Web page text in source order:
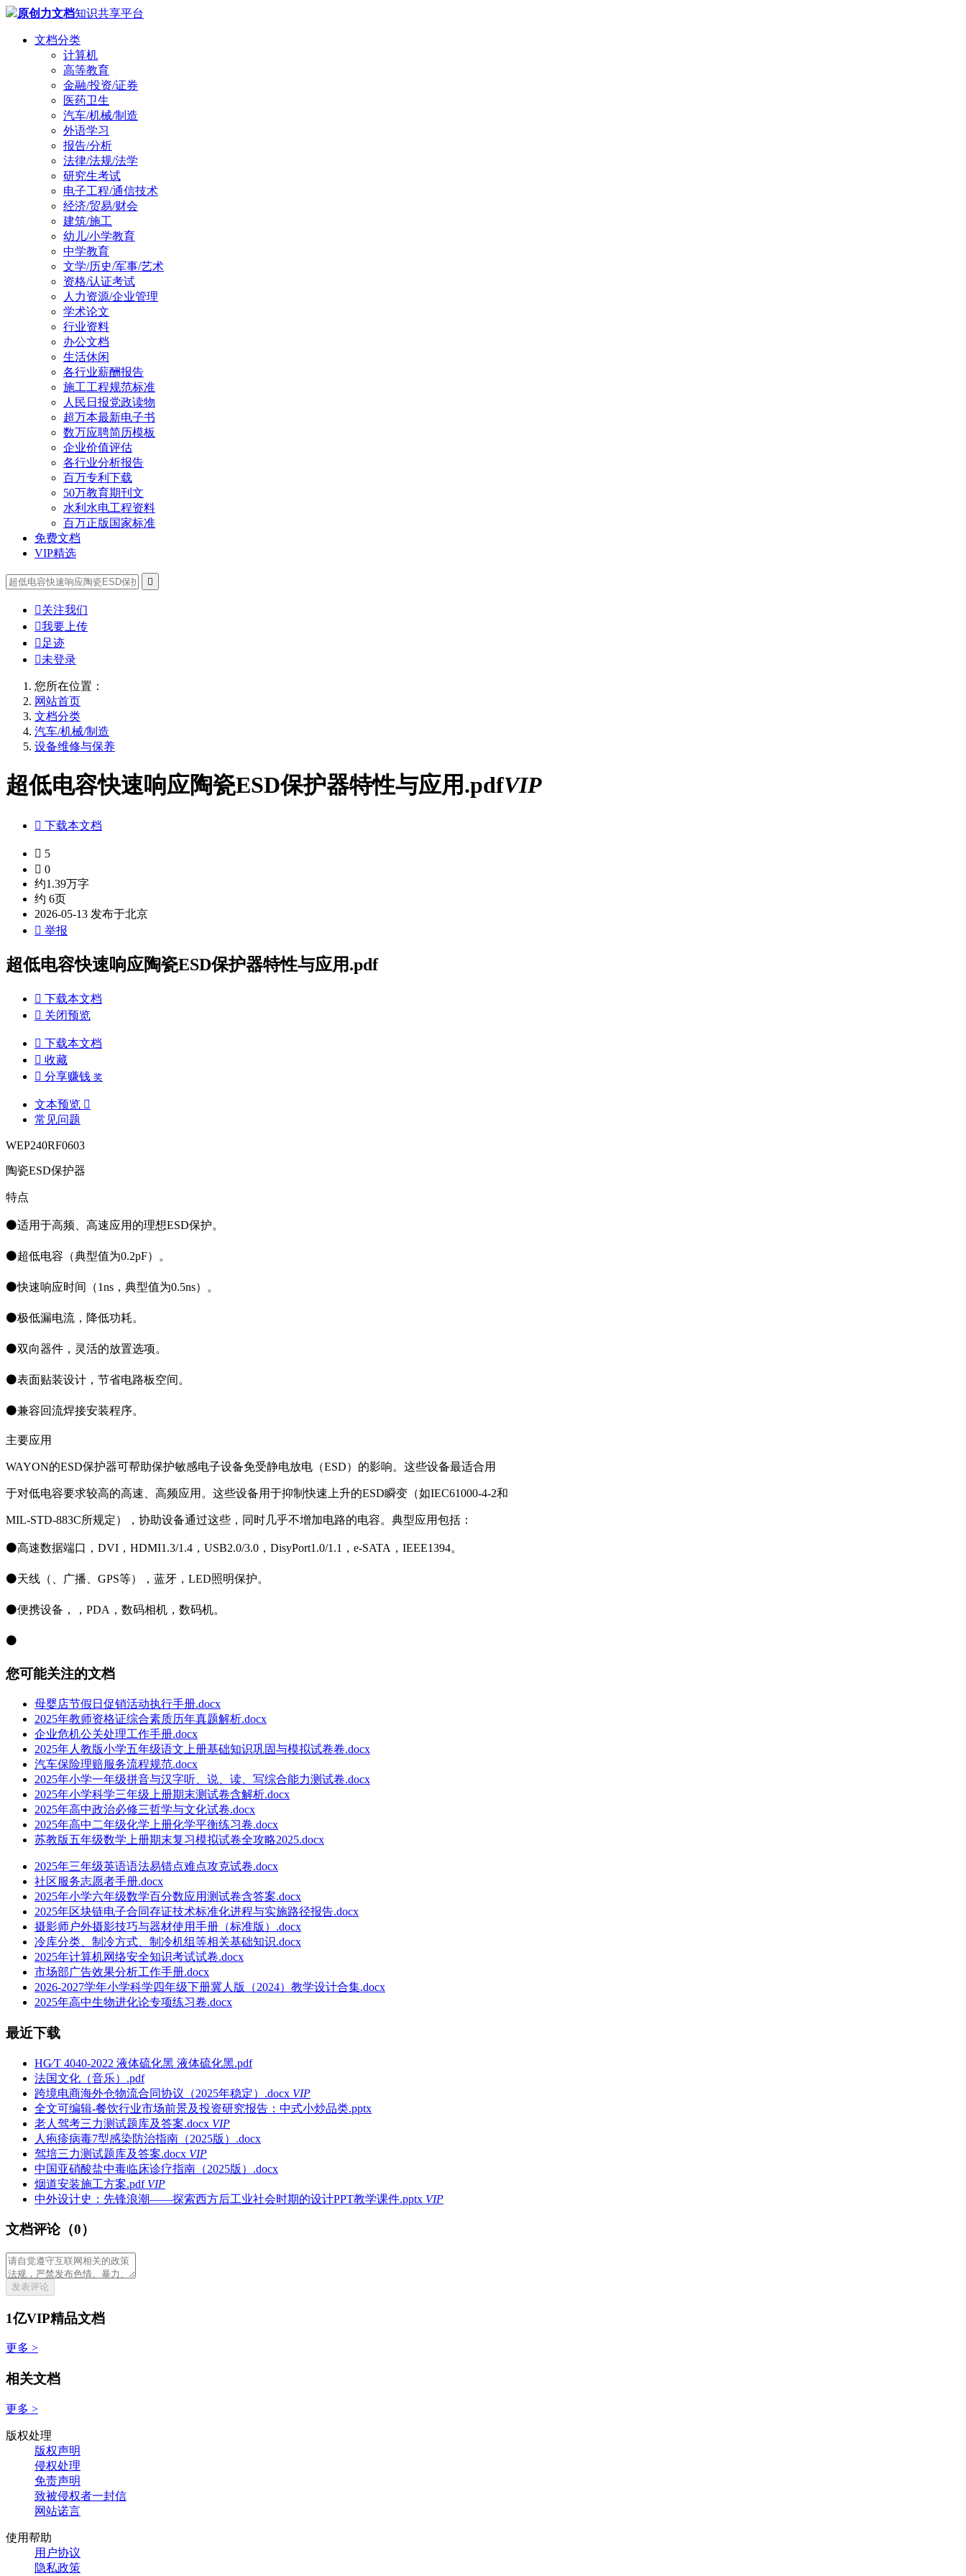
原创力文档知识共享平台
文档分类
计算机
高等教育
金融/投资/证券
医药卫生
汽车/机械/制造
外语学习
报告/分析
法律/法规/法学
研究生考试
电子工程/通信技术
经济/贸易/财会
建筑/施工
幼儿/小学教育
中学教育
文学/历史/军事/艺术
资格/认证考试
人力资源/企业管理
学术论文
行业资料
办公文档
生活休闲
各行业薪酬报告
施工工程规范标准
人民日报党政读物
超万本最新电子书
数万应聘简历模板
企业价值评估
各行业分析报告
百万专利下载
50万教育期刊文
水利水电工程资料
百万正版国家标准
免费文档
VIP精选

关注我们
我要上传
 足迹
未登录
您所在位置：
网站首页
文档分类
汽车/机械/制造
设备维修与保养
超低电容快速响应陶瓷ESD保护器特性与应用.pdfVIP
 下载本文档
 5
 0
约1.39万字
约 6页
2026-05-13 发布于北京
 举报
超低电容快速响应陶瓷ESD保护器特性与应用.pdf
 下载本文档
 关闭预览
 下载本文档
 收藏
 分享赚钱 奖
文本预览 
常见问题
WEP240RF0603
陶瓷ESD保护器
特点
⚫适用于高频、高速应用的理想ESD保护。
⚫超低电容（典型值为0.2pF）。
⚫快速响应时间（1ns，典型值为0.5ns）。
⚫极低漏电流，降低功耗。
⚫双向器件，灵活的放置选项。
⚫表面贴装设计，节省电路板空间。
⚫兼容回流焊接安装程序。
主要应用
WAYON的ESD保护器可帮助保护敏感电子设备免受静电放电（ESD）的影响。这些设备最适合用
于对低电容要求较高的高速、高频应用。这些设备用于抑制快速上升的ESD瞬变（如IEC61000‑4‑2和
MIL‑STD‑883C所规定），协助设备通过这些，同时几乎不增加电路的电容。典型应用包括：
⚫高速数据端口，DVI，HDMI1.3/1.4，USB2.0/3.0，DisyPort1.0/1.1，e‑SATA，IEEE1394。
⚫天线（、广播、GPS等），蓝牙，LED照明保护。
⚫便携设备，，PDA，数码相机，数码机。
⚫
您可能关注的文档
母婴店节假日促销活动执行手册.docx
2025年教师资格证综合素质历年真题解析.docx
企业危机公关处理工作手册.docx
2025年人教版小学五年级语文上册基础知识巩固与模拟试卷卷.docx
汽车保险理赔服务流程规范.docx
2025年小学一年级拼音与汉字听、说、读、写综合能力测试卷.docx
2025年小学科学三年级上册期末测试卷含解析.docx
2025年高中政治必修三哲学与文化试卷.docx
2025年高中二年级化学上册化学平衡练习卷.docx
苏教版五年级数学上册期末复习模拟试卷全攻略2025.docx
2025年三年级英语语法易错点难点攻克试卷.docx
社区服务志愿者手册.docx
2025年小学六年级数学百分数应用测试卷含答案.docx
2025年区块链电子合同存证技术标准化进程与实施路径报告.docx
摄影师户外摄影技巧与器材使用手册（标准版）.docx
冷库分类、制冷方式、制冷机组等相关基础知识.docx
2025年计算机网络安全知识考试试卷.docx
市场部广告效果分析工作手册.docx
2026-2027学年小学科学四年级下册冀人版（2024）教学设计合集.docx
2025年高中生物进化论专项练习卷.docx
最近下载
HG∕T 4040-2022 液体硫化黑 液体硫化黑.pdf
法国文化（音乐）.pdf
跨境电商海外仓物流合同协议（2025年稳定）.docx VIP
全文可编辑-餐饮行业市场前景及投资研究报告：中式小炒品类.pptx
老人驾考三力测试题库及答案.docx VIP
人疱疹病毒7型感染防治指南（2025版）.docx
驾培三力测试题库及答案.docx VIP
中国亚硝酸盐中毒临床诊疗指南（2025版）.docx
烟道安装施工方案.pdf VIP
中外设计史：先锋浪潮——探索西方后工业社会时期的设计PPT教学课件.pptx VIP
文档评论（0）
发表评论
1亿VIP精品文档
更多 >
相关文档
更多 >
版权处理
版权声明
侵权处理
免责声明
致被侵权者一封信
网站诺言
使用帮助
用户协议
隐私政策